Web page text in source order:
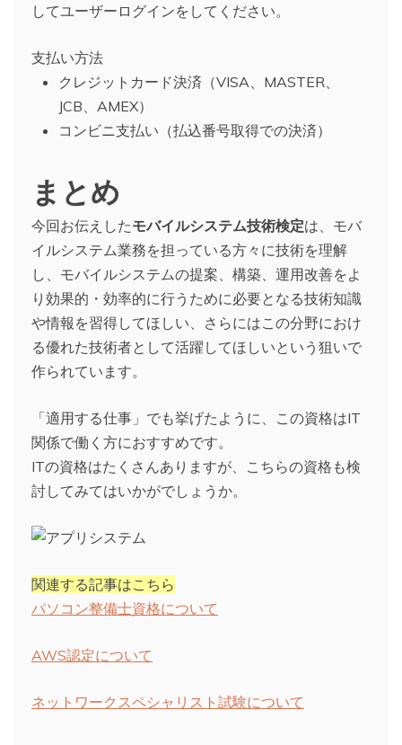
してユーザーログインをしてください。
支払い方法
クレジットカード決済（VISA、MASTER、
JCB、AMEX）
コンビニ支払い（払込番号取得での決済）
まとめ
今回お伝えしたモバイルシステム技術検定は、モバ
イルシステム業務を担っている方々に技術を理解
し、モバイルシステムの提案、構築、運用改善をよ
り効果的・効率的に行うために必要となる技術知識
や情報を習得してほしい、さらにはこの分野におけ
る優れた技術者として活躍してほしいという狙いで
作られています。
「適用する仕事」でも挙げたように、この資格はIT
関係で働く方におすすめです。
ITの資格はたくさんありますが、こちらの資格も検
討してみてはいかがでしょうか。
関連する記事はこちら
パソコン整備士資格について
AWS認定について
ネットワークスペシャリスト試験について